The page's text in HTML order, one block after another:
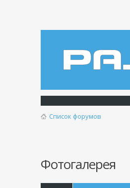
Список форумов
Фотогалерея